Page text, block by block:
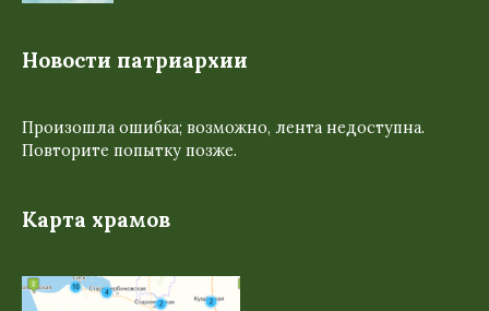
Новости патриархии
Произошла ошибка; возможно, лента недоступна.
Повторите попытку позже.
Карта храмов